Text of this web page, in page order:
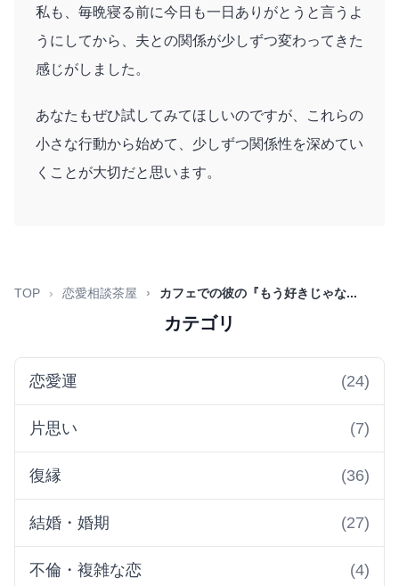
私も、毎晩寝る前に今日も一日ありがとうと言うよ
うにしてから、夫との関係が少しずつ変わってきた
感じがしました。
あなたもぜひ試してみてほしいのですが、これらの
小さな行動から始めて、少しずつ関係性を深めてい
くことが大切だと思います。
TOP 恋愛相談茶屋 カフェでの彼の『もう好きじゃな...
カテゴリ
恋愛運 (24)
片思い (7)
復縁 (36)
結婚・婚期 (27)
不倫・複雑な恋 (4)